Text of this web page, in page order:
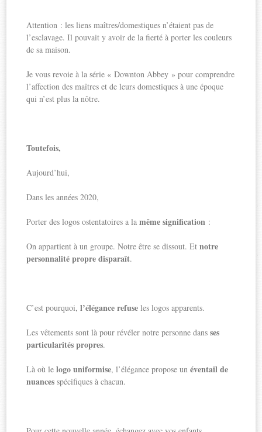
Attention : les liens maîtres/domestiques n’étaient pas de
l’esclavage. Il pouvait y avoir de la fierté à porter les couleurs
de sa maison.
Je vous revoie à la série « Downton Abbey » pour comprendre
l’affection des maîtres et de leurs domestiques à une époque
qui n’est plus la nôtre.
Toutefois,
Aujourd’hui,
Dans les années 2020,
Porter des logos ostentatoires a lamême signification :
On appartient à un groupe. Notre être se dissout. Etnotre
personnalité propre disparaît.
C’est pourquoi,l’élégance refuse les logos apparents.
Les vêtements sont là pour révéler notre personne dansses
particularités propres.
Là où lelogo uniformise, l’élégance propose unéventail de
nuances spécifiques à chacun.